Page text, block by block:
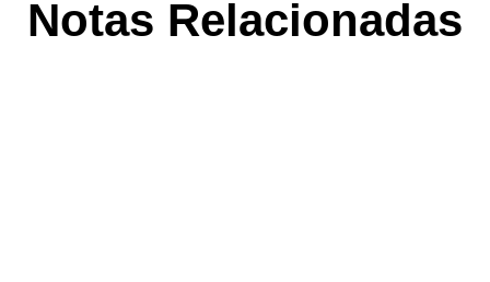
Notas Relacionadas